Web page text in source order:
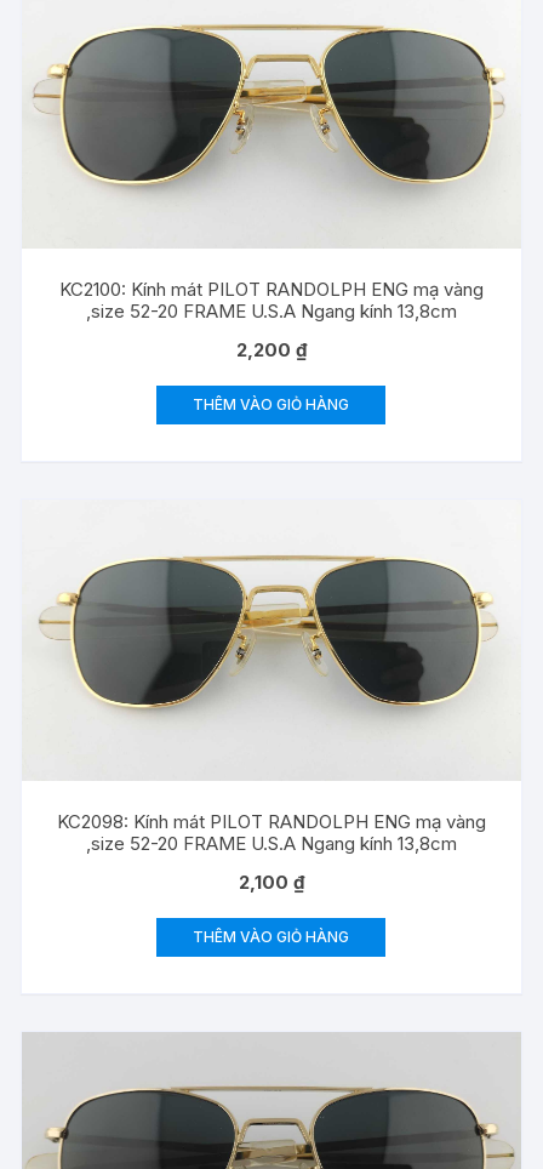
KC2100: Kính mát PILOT RANDOLPH ENG mạ vàng
,size 52-20 FRAME U.S.A Ngang kính 13,8cm
2,200 ₫
THÊM VÀO GIỎ HÀNG
KC2098: Kính mát PILOT RANDOLPH ENG mạ vàng
,size 52-20 FRAME U.S.A Ngang kính 13,8cm
2,100 ₫
THÊM VÀO GIỎ HÀNG